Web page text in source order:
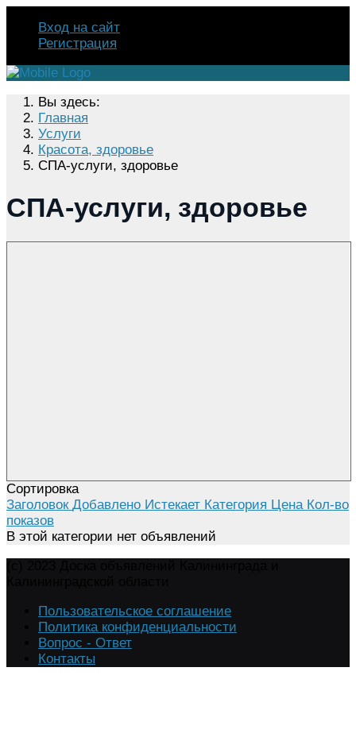
Вход на сайт
Регистрация
Вы здесь:
Главная
Услуги
Красота, здоровье
СПА-услуги, здоровье
СПА-услуги, здоровье
Сортировка
Заголовок Добавлено Истекает Категория Цена Кол-во
показов
В этой категории нет объявлений
Пользовательское соглашение
Политика конфиденциальности
Вопрос - Ответ
Контакты